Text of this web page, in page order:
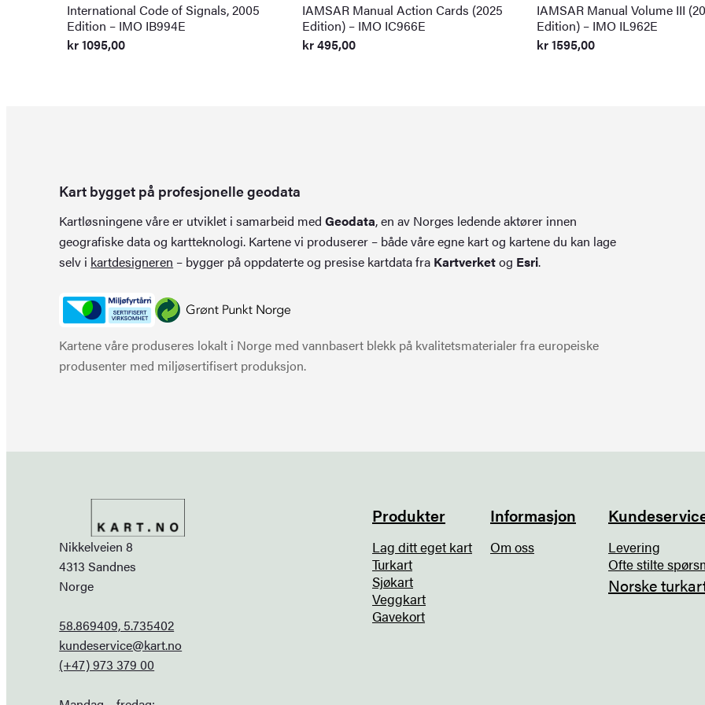
International Code of Signals, 2005
Edition – IMO IB994E
kr1095,00
IAMSAR Manual Action Cards (2025
Edition) – IMO IC966E
kr495,00
IAMSAR Manual Volume III
Edition) – IMO IL962E
kr1595,00
Kart bygget på profesjonelle geodata
Kartløsningene våre er utviklet i samarbeid medGeodata, en av Norges ledende aktører innen
geografiske data og kartteknologi. Kartene vi produserer – både våre egne kart og kartene du kan lage
selv i kartdesigneren – bygger på oppdaterte og presise kartdata fra Kartverketog Esri.
Kartene våre produseres lokalt i Norge med vannbasert blekk på kvalitetsmaterialer fra europeiske
produsenter med miljøsertifisert produksjon.
Nikkelveien 8
4313 Sandnes
Norge
58.869409, 5.735402
kundeservice@kart.no
(+47) 973 379 00
Produkter
Lag ditt eget kart
Turkart
Sjøkart
Veggkart
Gavekort
Informasjon
Om oss
Levering
Ofte stilte
Norske